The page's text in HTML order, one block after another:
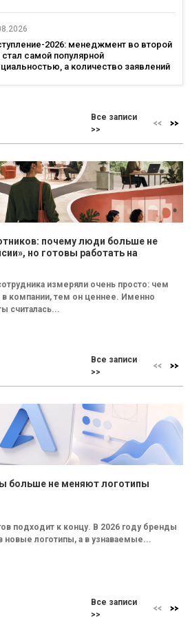
2026: менеджмент во второй
стал самой популярной
а количество заявлений
Все записи
>>
почему люди больше не
но готовы работать на
измеряли очень просто: чем
компании, тем он ценнее. Именно
считалась...
Все записи
>>
больше не меняют логотипы
подходит к концу. В 2026 году бренды
новые логотипы, а в узнаваемые...
Все записи
>>